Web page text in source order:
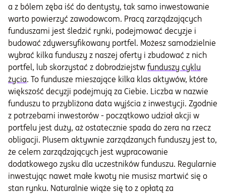
a z bólem zęba iść do dentysty, tak samo inwestowanie
warto powierzyć zawodowcom. Pracą zarządzających
funduszami jest śledzić rynki, podejmować decyzje i
budować zdywersyfikowany portfel. Możesz samodzielnie
wybrać kilka funduszy z naszej oferty i zbudować z nich
portfel, lub skorzystać z dobrodziejstw funduszy cyklu
życia. To fundusze mieszające kilka klas aktywów, które
większość decyzji podejmują za Ciebie. Liczba w nazwie
funduszu to przybliżona data wyjścia z inwestycji. Zgodnie
z potrzebami inwestorów - początkowo udział akcji w
portfelu jest duży, aż ostatecznie spada do zera na rzecz
obligacji. Plusem aktywnie zarządzanych funduszy jest to,
że celem zarządzających jest wypracowanie
dodatkowego zysku dla uczestników funduszu. Regularnie
inwestując nawet małe kwoty nie musisz martwić się o
stan rynku. Naturalnie wiąże się to z opłatą za